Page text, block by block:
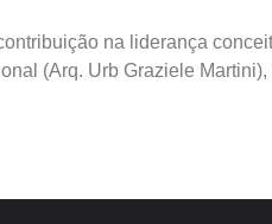
na liderança
(Arq. Urb Graziele